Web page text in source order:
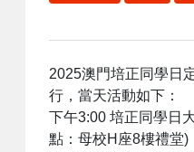
2025澳門培正同學日
行，當天活動如下：
下午3:00 培正同學日
點：母校H座8樓禮堂)